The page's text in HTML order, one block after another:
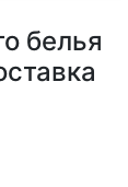
белья